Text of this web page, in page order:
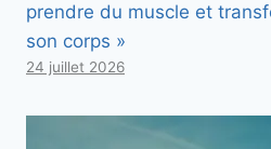
prendre du muscle et
son corps »
24 juillet 2026